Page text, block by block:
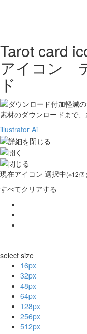
Tarot card
アイコン
ド
素材のダウンロードまで、
illustrator Ai
現在アイコン 選択中(※12個
すべてクリアする
select size
16px
32px
48px
64px
128px
256px
512px